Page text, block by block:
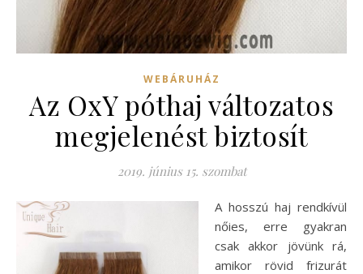
WEBÁRUHÁZ
Az OxY póthaj változatos
megjelenést biztosít
2019. június 15. szombat
A hosszú haj rendkívül
nőies, erre gyakran
csak akkor jövünk rá,
amikor rövid frizurát